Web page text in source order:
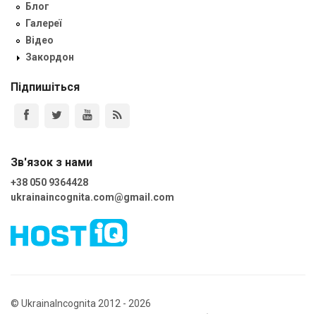
Блог
Галереї
Відео
Закордон
Підпишіться
Зв'язок з нами
+38 050 9364428
ukrainaincognita.com@gmail.com
© UkrainaIncognita 2012 - 2026